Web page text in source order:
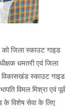
जिला स्काउट गाइड
धमतरी एवं जिला
विकासखंड स्काउट गाइड
विमल मिश्रा एवं पूर्व
के विशेष सेवा के लिए